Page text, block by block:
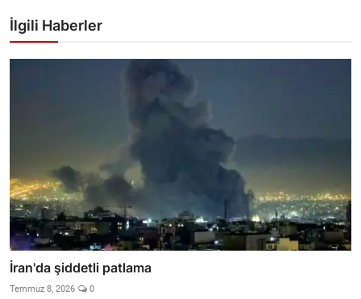
İlgili Haberler
İran'da şiddetli patlama
Temmuz 8, 2026 0